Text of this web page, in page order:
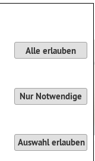
Alle erlauben
Nur Notwendige
Auswahl erlauben